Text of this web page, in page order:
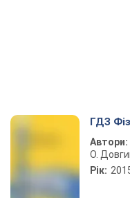
ГДЗ
Автори:
О.
Рік: